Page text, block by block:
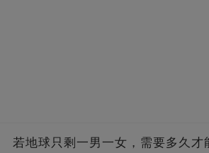
若地球只剩一男一女，需要多久才